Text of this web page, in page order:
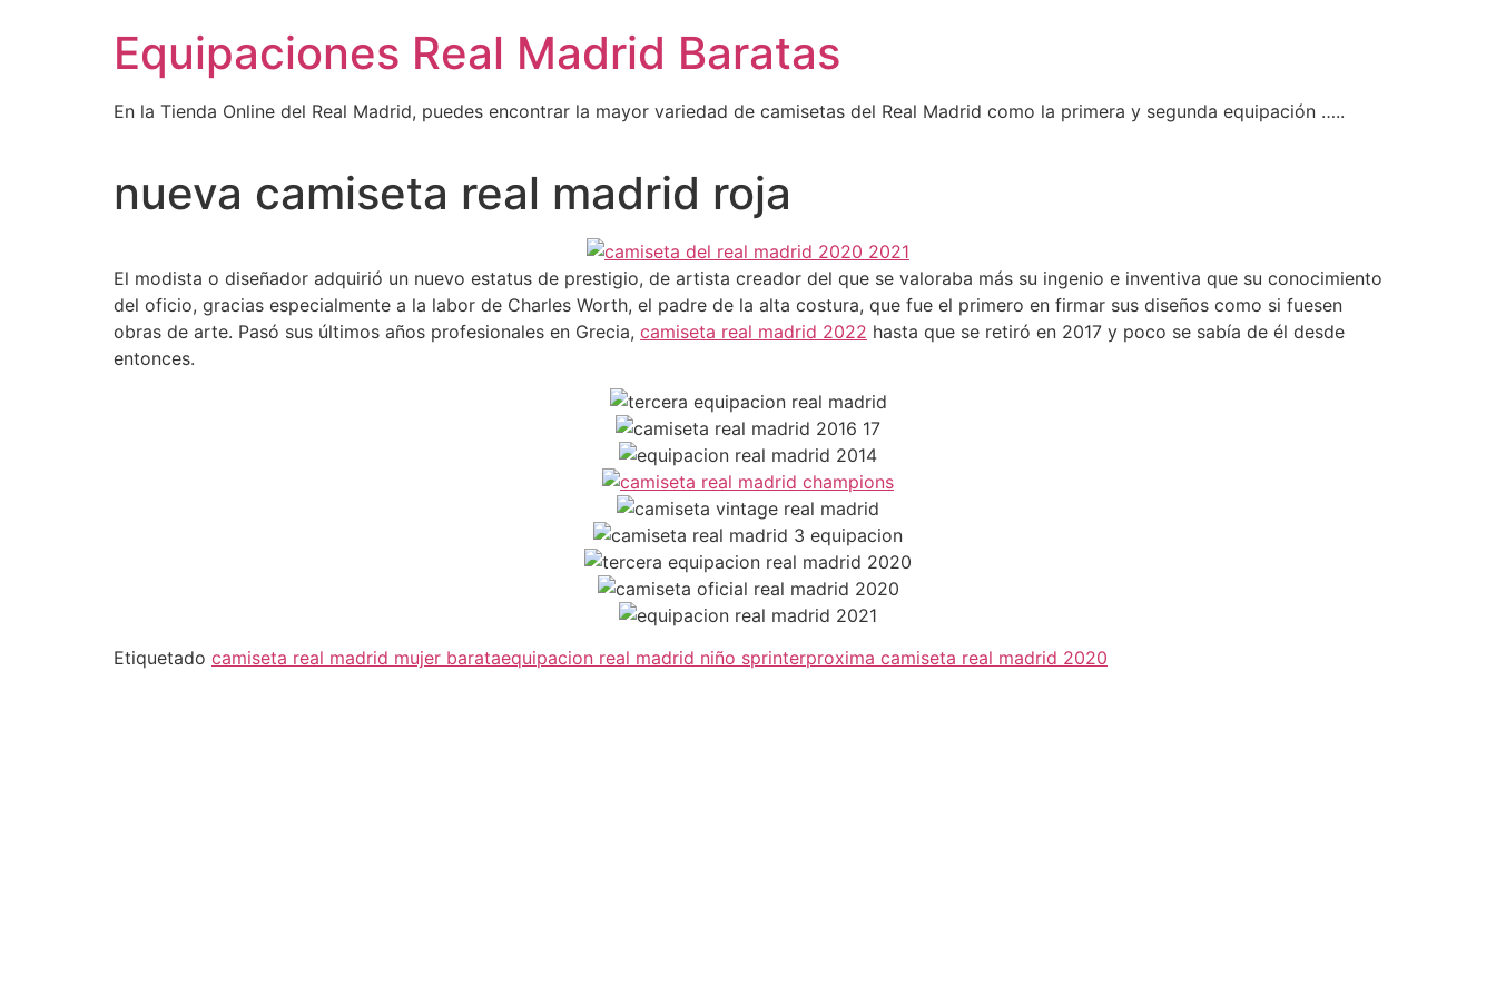
Equipaciones Real Madrid Baratas
En la Tienda Online del Real Madrid, puedes encontrar la mayor variedad de camisetas del Real Madrid como la primera y segunda equipación …..
nueva camiseta real madrid roja
El modista o diseñador adquirió un nuevo estatus de prestigio, de artista creador del que se valoraba más su ingenio e inventiva que su conocimiento
del oficio, gracias especialmente a la labor de Charles Worth, el padre de la alta costura, que fue el primero en firmar sus diseños como si fuesen
obras de arte. Pasó sus últimos años profesionales en Grecia, camiseta real madrid 2022 hasta que se retiró en 2017 y poco se sabía de él desde
entonces.
Etiquetado camiseta real madrid mujer barataequipacion real madrid niño sprinterproxima camiseta real madrid 2020